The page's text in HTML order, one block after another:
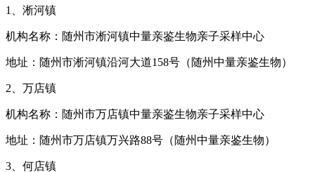
1、淅河镇
机构名称：随州市淅河镇中量亲鉴生物亲子采样中心
地址：随州市淅河镇沿河大道158号（随州中量亲鉴生物）
2、万店镇
机构名称：随州市万店镇中量亲鉴生物亲子采样中心
地址：随州市万店镇万兴路88号（随州中量亲鉴生物）
3、何店镇